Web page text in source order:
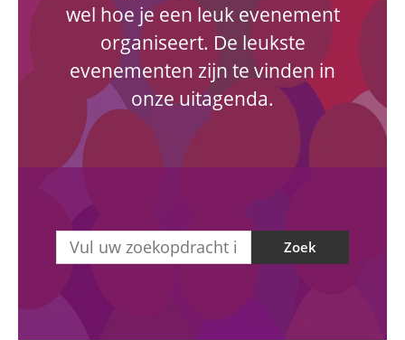
wel hoe je een leuk evenement
organiseert. De leukste
evenementen zijn te vinden in
onze uitagenda.
Zoek